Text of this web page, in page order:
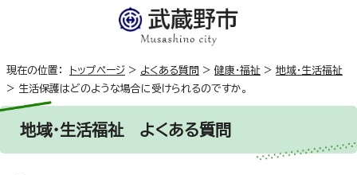
現在の位置： トップページ > よくある質問 > 健康・福祉 > 地域・生活福祉
> 生活保護はどのような場合に受けられるのですか。
地域・生活福祉 よくある質問